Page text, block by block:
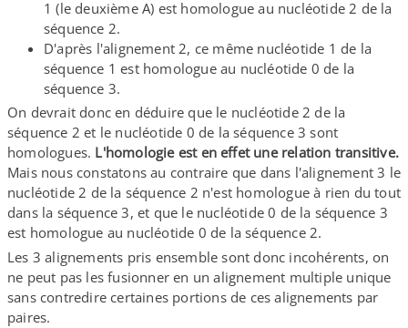
1 (le deuxième A) est homologue au nucléotide 2 de la
séquence 2.
D'après l'alignement 2, ce même nucléotide 1 de la
séquence 1 est homologue au nucléotide 0 de la
séquence 3.
On devrait donc en déduire que le nucléotide 2 de la
séquence 2 et le nucléotide 0 de la séquence 3 sont
homologues. L'homologie est en effet une relation transitive.
Mais nous constatons au contraire que dans l'alignement 3 le
nucléotide 2 de la séquence 2 n'est homologue à rien du tout
dans la séquence 3, et que le nucléotide 0 de la séquence 3
est homologue au nucléotide 0 de la séquence 2.
Les 3 alignements pris ensemble sont donc incohérents, on
ne peut pas les fusionner en un alignement multiple unique
sans contredire certaines portions de ces alignements par
paires.